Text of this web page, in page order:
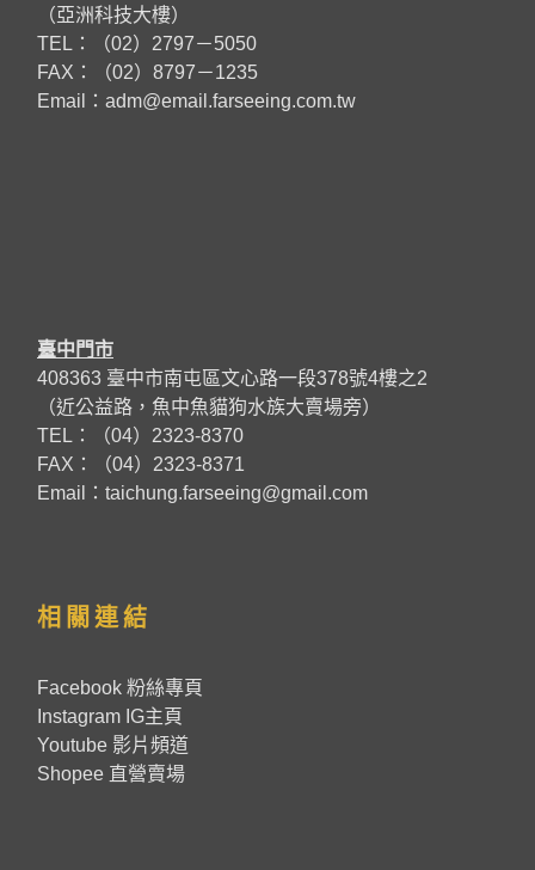
（亞洲科技大樓）
TEL：（02）2797－5050
FAX：（02）8797－1235
Email： adm@email.farseeing.com.tw
臺中門市
408363 臺中市南屯區文心路一段378號4樓之2
（近公益路，魚中魚貓狗水族大賣場旁）
TEL：（04）2323-8370
FAX：（04）2323-8371
Email：taichung.farseeing@gmail.com
相關連結
Facebook 粉絲專頁
Instagram IG主頁
Youtube 影片頻道
Shopee 直營賣場